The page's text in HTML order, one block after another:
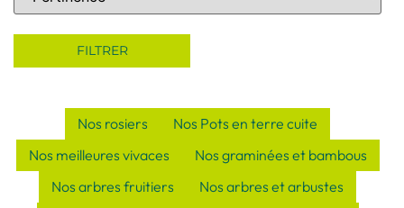
FILTRER
Nos rosiers
Nos Pots en terre cuite
Nos meilleures vivaces
Nos graminées et bambous
Nos arbres fruitiers
Nos arbres et arbustes